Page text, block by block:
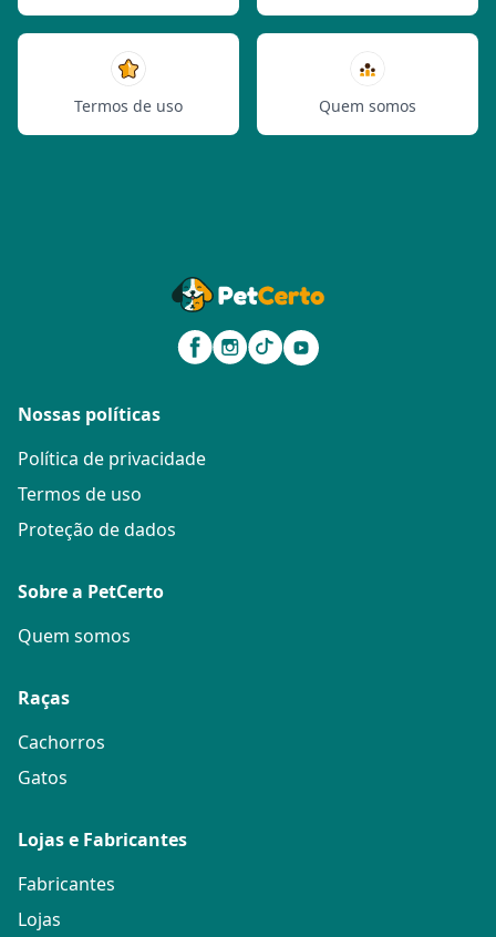
Termos de uso Quem somos
Nossas políticas
Política de privacidade
Termos de uso
Proteção de dados
Sobre a PetCerto
Quem somos
Raças
Cachorros
Gatos
Lojas e Fabricantes
Fabricantes
Lojas